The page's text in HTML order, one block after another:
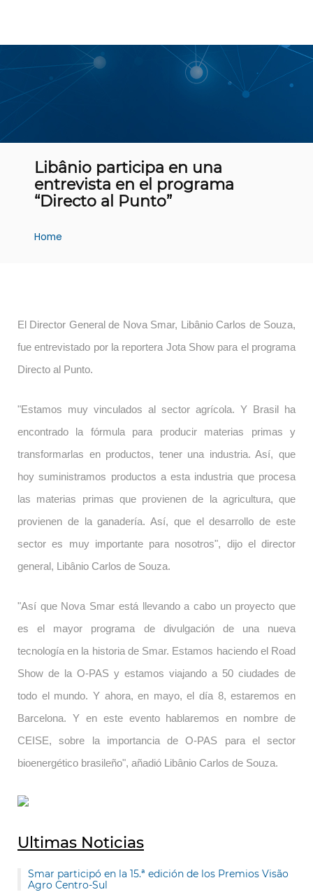
Libânio participa en una
entrevista en el programa
“Directo al Punto”
Home
El Director General de Nova Smar, Libânio Carlos de Souza,
fue entrevistado por la reportera Jota Show para el programa
Directo al Punto.
"Estamos muy vinculados al sector agrícola. Y Brasil ha
encontrado la fórmula para producir materias primas y
transformarlas en productos, tener una industria. Así, que
hoy suministramos productos a esta industria que procesa
las materias primas que provienen de la agricultura, que
provienen de la ganadería. Así, que el desarrollo de este
sector es muy importante para nosotros", dijo el director
general, Libânio Carlos de Souza.
"Así que Nova Smar está llevando a cabo un proyecto que
es el mayor programa de divulgación de una nueva
tecnología en la historia de Smar. Estamos haciendo el Road
Show de la O-PAS y estamos viajando a 50 ciudades de
todo el mundo. Y ahora, en mayo, el día 8, estaremos en
Barcelona. Y en este evento hablaremos en nombre de
CEISE, sobre la importancia de O-PAS para el sector
bioenergético brasileño", añadió Libânio Carlos de Souza.
Ultimas Noticias
Smar participó en la 15.ª edición de los Premios Visão
Agro Centro-Sul